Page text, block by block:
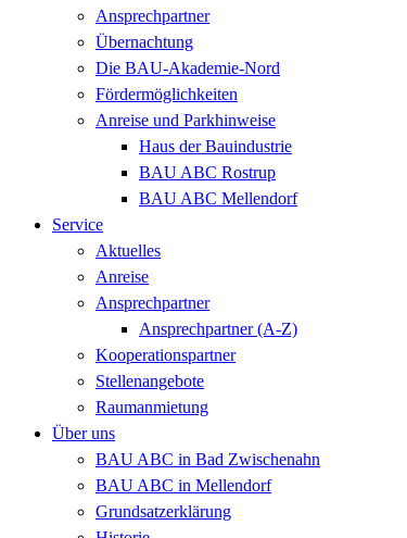
Ansprechpartner
Übernachtung
Die BAU-Akademie-Nord
Fördermöglichkeiten
Anreise und Parkhinweise
Haus der Bauindustrie
BAU ABC Rostrup
BAU ABC Mellendorf
Service
Aktuelles
Anreise
Ansprechpartner
Ansprechpartner (A-Z)
Kooperationspartner
Stellenangebote
Raumanmietung
Über uns
BAU ABC in Bad Zwischenahn
BAU ABC in Mellendorf
Grundsatzerklärung